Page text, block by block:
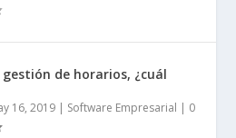
de horarios, ¿cuál
16, 2019 | Software Empresarial | 0